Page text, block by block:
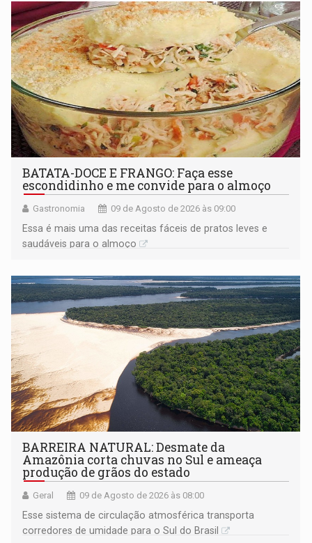
BATATA-DOCE E FRANGO: Faça esse
escondidinho e me convide para o almoço
Gastronomia 09 de Agosto de 2026 às 09:00
Essa é mais uma das receitas fáceis de pratos leves e
saudáveis para o almoço
BARREIRA NATURAL: Desmate da
Amazônia corta chuvas no Sul e ameaça
produção de grãos do estado
Geral 09 de Agosto de 2026 às 08:00
Esse sistema de circulação atmosférica transporta
corredores de umidade para o Sul do Brasil